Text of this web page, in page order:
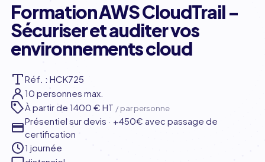
Formation AWS CloudTrail -
Sécuriser et auditer vos
environnements cloud
Réf. : HCK725
10 personnes max.
À partir de 1400 € HT / par personne
Présentiel sur devis · +450€ avec passage de
certification
1 journée